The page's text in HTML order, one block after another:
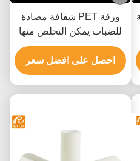
ورقة PET شفافة مضادة
للضباب يمكن التخلص منها
مع فيلم حماية مزدوج
الجوانب
احصل على افضل سعر